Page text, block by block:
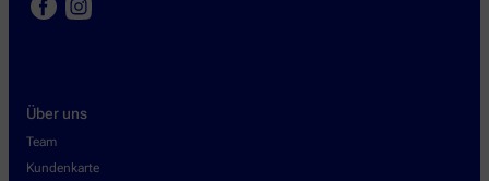
Über uns
Team
Kundenkarte